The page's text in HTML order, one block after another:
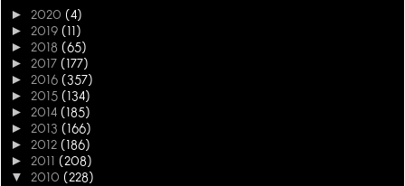
► 2020 (4)
► 2019 (11)
► 2018 (65)
► 2017 (177)
► 2016 (357)
► 2015 (134)
► 2014 (185)
► 2013 (166)
► 2012 (186)
► 2011 (208)
▼ 2010 (228)